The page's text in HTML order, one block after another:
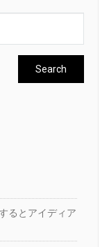
るとアイディア